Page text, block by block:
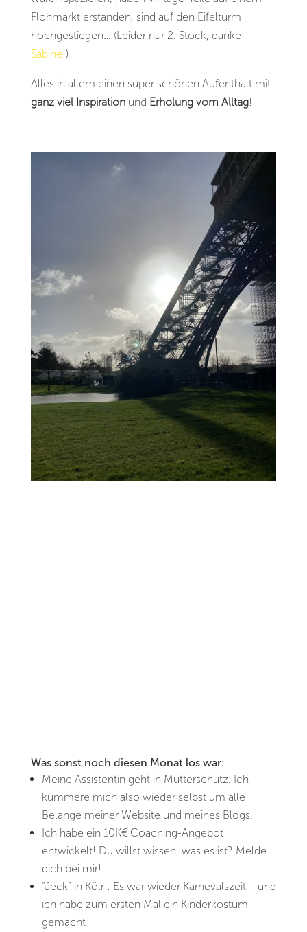
Flohmarkt erstanden, sind auf den Eifelturm
hochgestiegen… (Leider nur 2. Stock, danke
Sabine!)
Alles in allem einen super schönen Aufenthalt mit
ganz viel Inspirationund Erholung vom Alltag!
Was sonst noch diesen Monat los war:
Meine Assistentin geht in Mutterschutz. Ich
kümmere mich also wieder selbst um alle
Belange meiner Website und meines Blogs.
Ich habe ein 10K€ Coaching-Angebot
entwickelt! Du willst wissen, was es ist? Melde
dich bei mir!
“Jeck” in Köln: Es war wieder Karnevalszeit – und
ich habe zum ersten Mal ein Kinderkostüm
gemacht